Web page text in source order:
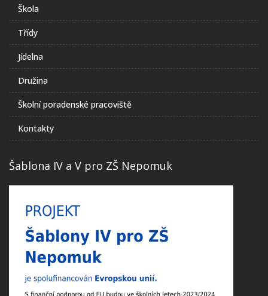
Škola
Třídy
Jídelna
Družina
Školní poradenské pracoviště
Kontakty
Šablona IV a V pro ZŠ Nepomuk